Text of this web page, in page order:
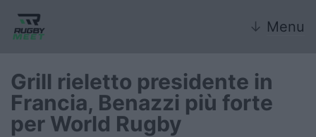
↓ Menu
Nazionale
Grill rieletto presidente in
Francia, Benazzi più forte
per World Rugby